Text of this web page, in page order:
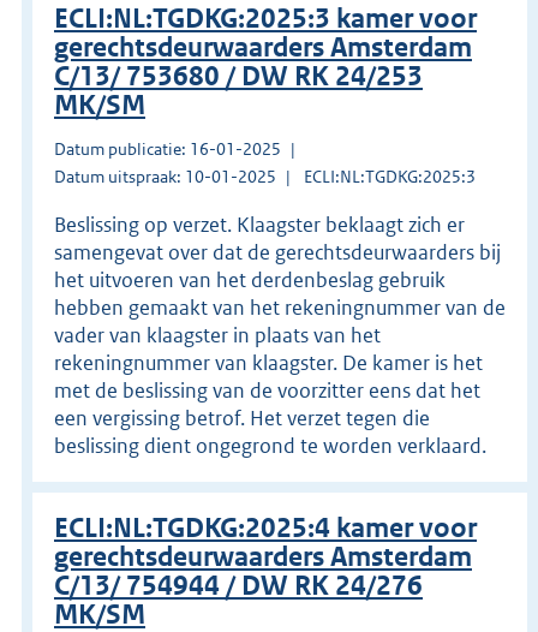
ECLI:NL:TGDKG:2025:3 kamer voor
gerechtsdeurwaarders Amsterdam
C/13/ 753680 / DW RK 24/253
MK/SM
Datum publicatie: 16-01-2025
Datum uitspraak: 10-01-2025
ECLI:NL:TGDKG:2025:3
Beslissing op verzet. Klaagster beklaagt zich er
samengevat over dat de gerechtsdeurwaarders bij
het uitvoeren van het derdenbeslag gebruik
hebben gemaakt van het rekeningnummer van de
vader van klaagster in plaats van het
rekeningnummer van klaagster. De kamer is het
met de beslissing van de voorzitter eens dat het
een vergissing betrof. Het verzet tegen die
beslissing dient ongegrond te worden verklaard.
ECLI:NL:TGDKG:2025:4 kamer voor
gerechtsdeurwaarders Amsterdam
C/13/ 754944 / DW RK 24/276
MK/SM